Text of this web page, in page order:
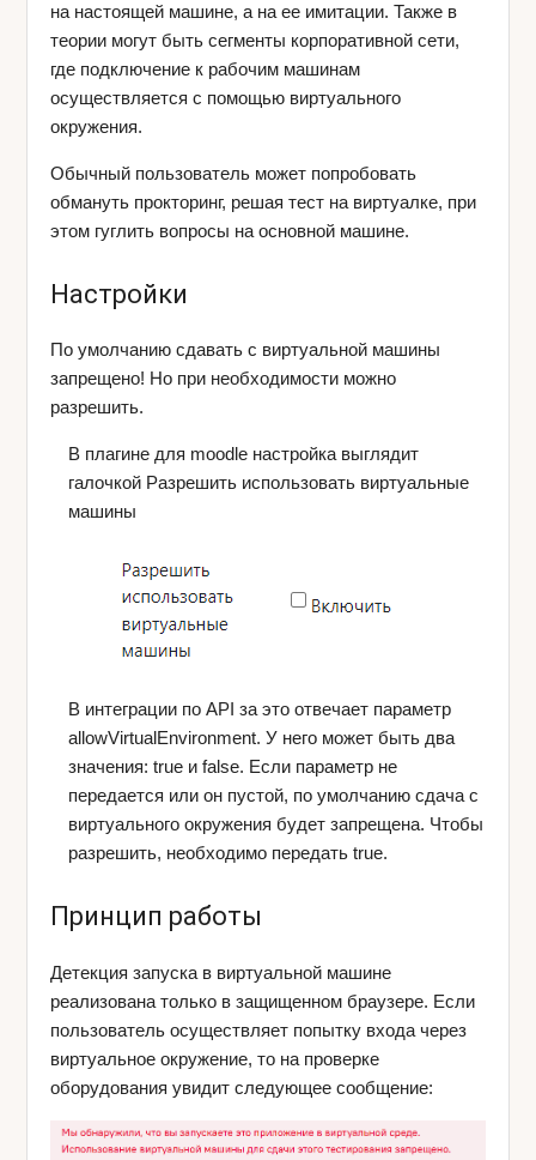
на настоящей машине, а на ее имитации. Также в
теории могут быть сегменты корпоративной сети,
где подключение к рабочим машинам
осуществляется с помощью виртуального
окружения.
Обычный пользователь может попробовать
обмануть прокторинг, решая тест на виртуалке, при
этом гуглить вопросы на основной машине.
Настройки
По умолчанию сдавать с виртуальной машины
запрещено! Но при необходимости можно
разрешить.
В плагине для moodle настройка выглядит
галочкой Разрешить использовать виртуальные
машины
В интеграции по API за это отвечает параметр
allowVirtualEnvironment. У него может быть два
значения: true и false. Если параметр не
передается или он пустой, по умолчанию сдача с
виртуального окружения будет запрещена. Чтобы
разрешить, необходимо передать true.
Принцип работы
Детекция запуска в виртуальной машине
реализована только в защищенном браузере. Если
пользователь осуществляет попытку входа через
виртуальное окружение, то на проверке
оборудования увидит следующее сообщение: